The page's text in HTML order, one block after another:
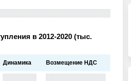
в 2012-2020 (тыс.
Динамика Возмещение НДС